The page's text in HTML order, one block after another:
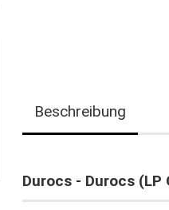
Beschreibung
Durocs - Durocs (LP